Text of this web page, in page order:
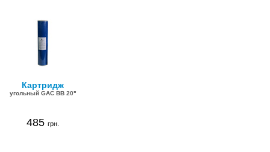
Картридж
угольный GAC BB 20"
485 грн.